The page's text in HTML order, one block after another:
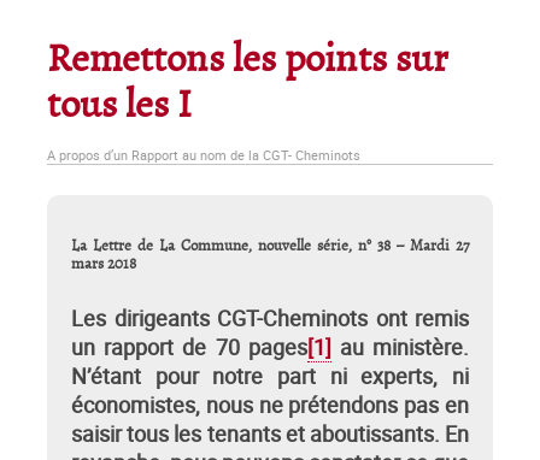
Remettons les points sur
tous les I
A propos d’un Rapport au nom de la CGT- Cheminots
La Lettre de La Commune, nouvelle série, n° 38 – Mardi 27
mars 2018
Les dirigeants CGT-Cheminots ont remis
un rapport de 70 pages[1]au ministère.
N’étant pour notre part ni experts, ni
économistes, nous ne prétendons pas en
saisir tous les tenants et aboutissants. En